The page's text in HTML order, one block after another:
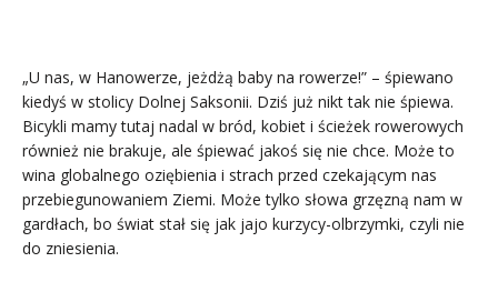
„U nas, w Hanowerze, jeżdżą baby na rowerze!” – śpiewano
kiedyś w stolicy Dolnej Saksonii. Dziś już nikt tak nie śpiewa.
Bicykli mamy tutaj nadal w bród, kobiet i ścieżek rowerowych
również nie brakuje, ale śpiewać jakoś się nie chce. Może to
wina globalnego oziębienia i strach przed czekającym nas
przebiegunowaniem Ziemi. Może tylko słowa grzęzną nam w
gardłach, bo świat stał się jak jajo kurzycy-olbrzymki, czyli nie
do zniesienia.